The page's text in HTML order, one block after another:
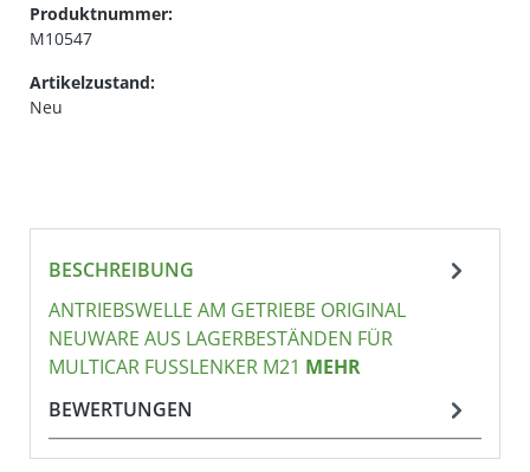
Produktnummer:
M10547
Artikelzustand:
Neu
BESCHREIBUNG
ANTRIEBSWELLE AM GETRIEBE ORIGINAL
NEUWARE AUS LAGERBESTÄNDEN FÜR
MULTICAR FUSSLENKER M21 MEHR
BEWERTUNGEN